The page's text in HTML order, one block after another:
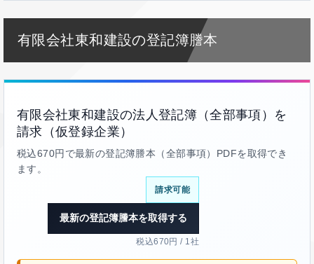
有限会社東和建設の登記簿謄本
有限会社東和建設の法人登記簿（全部事項）を
請求（仮登録企業）
税込670円で最新の登記簿謄本（全部事項）PDFを取得でき
ます。
請求可能
最新の登記簿謄本を取得する
税込670円 / 1社